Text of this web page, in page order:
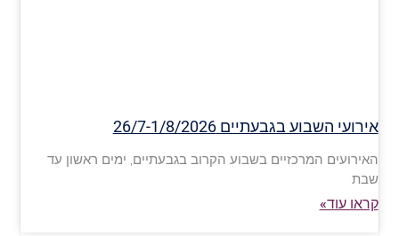
אירועי השבוע בגבעתיים 26/7-1/8/2026
האירועים המרכזיים בשבוע הקרוב בגבעתיים, ימים ראשון עד
שבת
קראו עוד»